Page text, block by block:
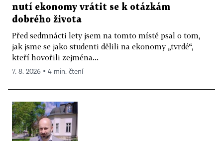
nutí ekonomy vrátit se k otázkám
dobrého života
Před sedmnácti lety jsem na tomto místě psal o tom,
jak jsme se jako studenti dělili na ekonomy „tvrdé“,
kteří hovořili zejména...
7. 8. 2026 ▪ 4 min. čtení